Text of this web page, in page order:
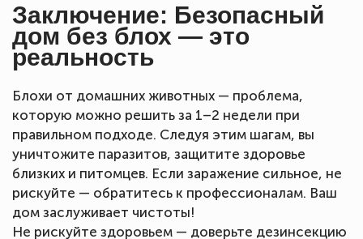
Заключение: Безопасный
дом без блох — это
реальность
Блохи от домашних животных — проблема,
которую можно решить за 1–2 недели при
правильном подходе. Следуя этим шагам, вы
уничтожите паразитов, защитите здоровье
близких и питомцев. Если заражение сильное, не
рискуйте — обратитесь к профессионалам. Ваш
дом заслуживает чистоты!
Не рискуйте здоровьем — доверьте дезинсекцию